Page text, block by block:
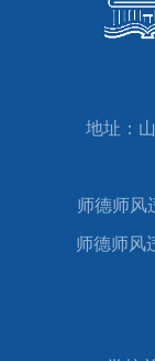
地址：
师德师风
师德师风